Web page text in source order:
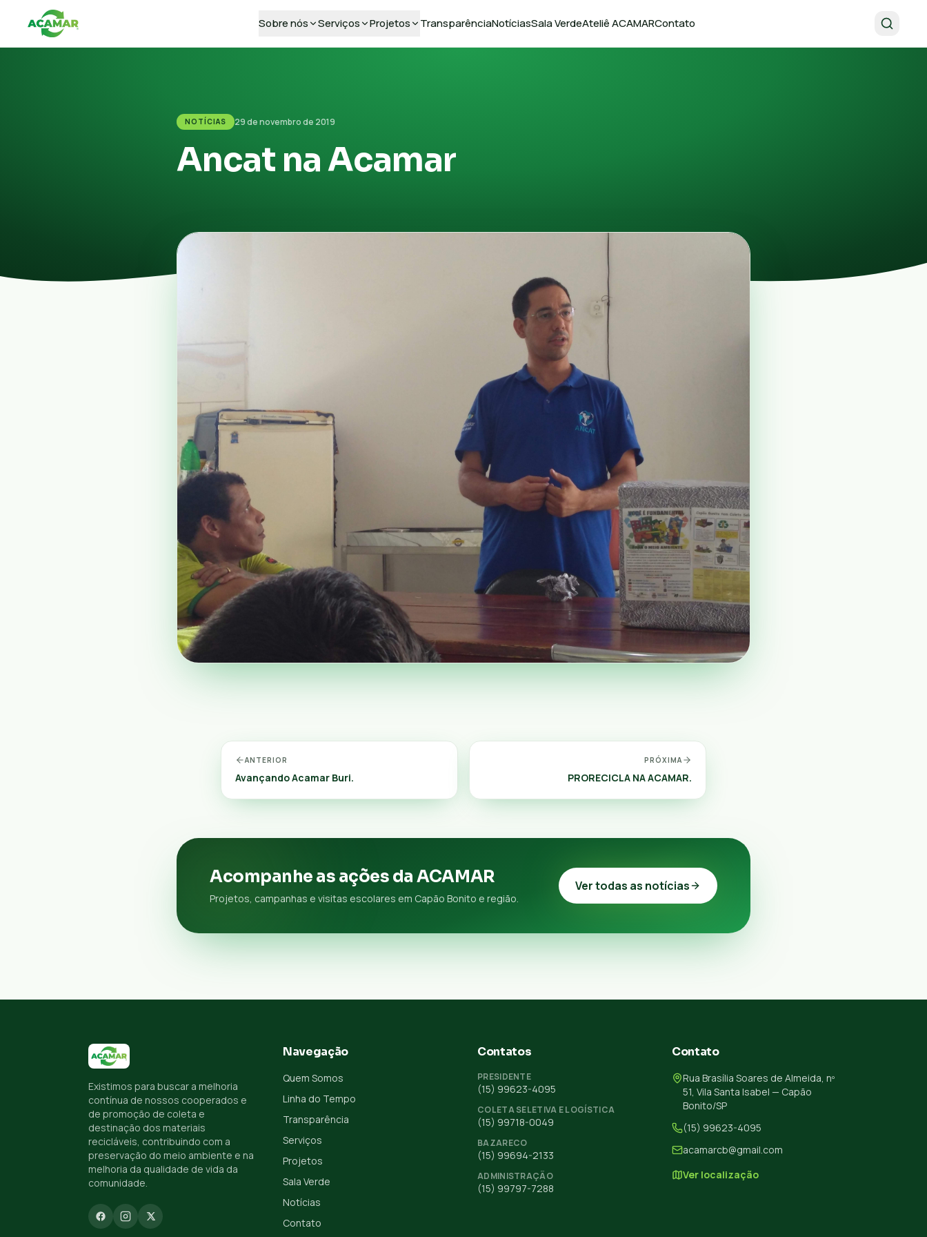
Sobre nós Serviços Projetos TransparênciaNotíciasSala VerdeAteliê ACAMARContato
NOTÍCIAS 29 de novembro de 2019
Ancat na Acamar
ANTERIOR
Avançando Acamar Buri.
PRÓXIMA
PRORECICLA NA ACAMAR.
Acompanhe as ações da ACAMAR
Projetos, campanhas e visitas escolares em Capão Bonito e região.
Ver todas as notícias
Existimos para buscar a melhoria
contínua de nossos cooperados e
de promoção de coleta e
destinação dos materiais
recicláveis, contribuindo com a
preservação do meio ambiente e na
melhoria da qualidade de vida da
comunidade.
Navegação
Quem Somos
Linha do Tempo
Transparência
Serviços
Projetos
Sala Verde
Notícias
Contato
Contatos
PRESIDENTE
(15) 99623-4095
COLETA SELETIVA E LOGÍSTICA
(15) 99718-0049
BAZARECO
(15) 99694-2133
ADMINISTRAÇÃO
(15) 99797-7288
Contato
Rua Brasília Soares de Almeida, nº
51, Vila Santa Isabel — Capão
Bonito/SP
(15) 99623-4095
acamarcb@gmail.com
Ver localização